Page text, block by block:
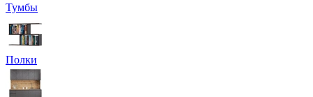
Тумбы
Полки